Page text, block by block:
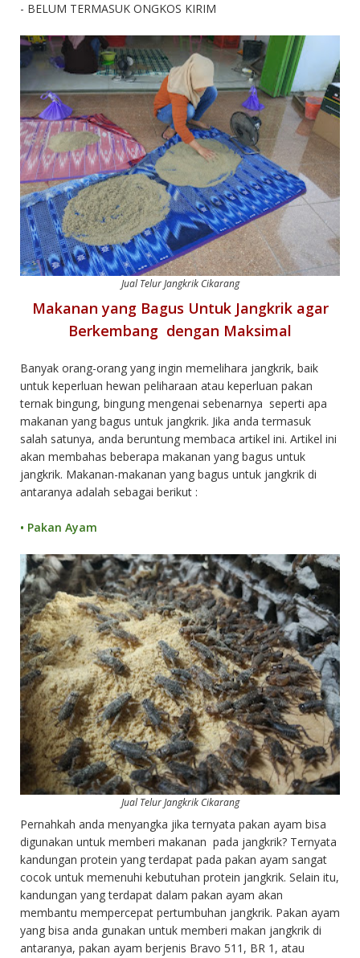
- BELUM TERMASUK ONGKOS KIRIM
Jual Telur Jangkrik Cikarang
Makanan yang Bagus Untuk Jangkrik agar
Berkembang dengan Maksimal
Banyak orang-orang yang ingin memelihara jangkrik, baik
untuk keperluan hewan peliharaan atau keperluan pakan
ternak bingung, bingung mengenai sebenarnya seperti apa
makanan yang bagus untuk jangkrik. Jika anda termasuk
salah satunya, anda beruntung membaca artikel ini. Artikel ini
akan membahas beberapa makanan yang bagus untuk
jangkrik. Makanan-makanan yang bagus untuk jangkrik di
antaranya adalah sebagai berikut :
• Pakan Ayam
Jual Telur Jangkrik Cikarang
Pernahkah anda menyangka jika ternyata pakan ayam bisa
digunakan untuk memberi makanan pada jangkrik? Ternyata
kandungan protein yang terdapat pada pakan ayam sangat
cocok untuk memenuhi kebutuhan protein jangkrik. Selain itu,
kandungan yang terdapat dalam pakan ayam akan
membantu mempercepat pertumbuhan jangkrik. Pakan ayam
yang bisa anda gunakan untuk memberi makan jangkrik di
antaranya, pakan ayam berjenis Bravo 511, BR 1, atau